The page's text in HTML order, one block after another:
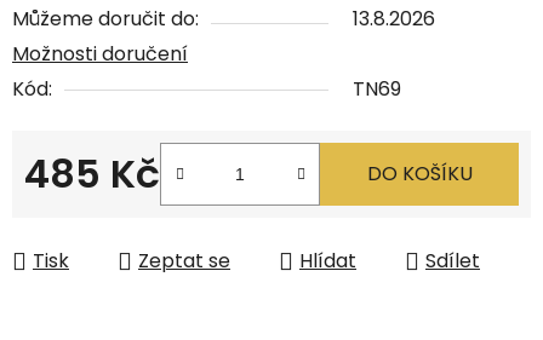
Můžeme doručit do:
13.8.2026
Možnosti doručení
Kód:
TN69
485 Kč DO KOŠÍKU
Tisk Zeptat se Hlídat Sdílet